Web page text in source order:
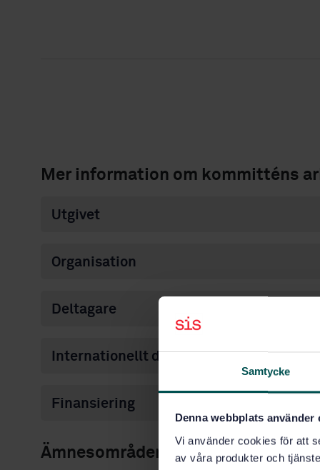
Samtycke
Denna webbplats använder
Vi använder cookies för att
av våra produkter och
Mer information om kommitténs
Utgivet
Organisation
Deltagare
Internationellt deltagande
Finansiering
Ämnesområden